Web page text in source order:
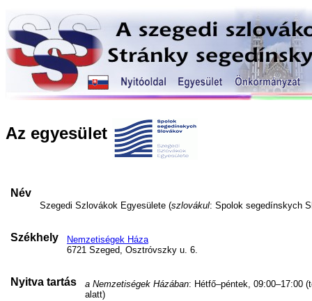
Az egyesület
Név
Szegedi Szlovákok Egyesülete (szlovákul: Spolok segedínskych
Székhely
Nemzetiségek Háza
6721 Szeged, Osztróvszky u. 6.
Nyitva tartás a Nemzetiségek Házában: Hétfő–péntek, 09:00–17:00
alatt)